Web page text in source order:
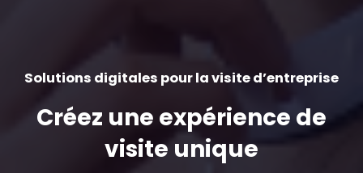
Solutions digitales pour la visite d’entreprise
Créez une expérience de
visite unique